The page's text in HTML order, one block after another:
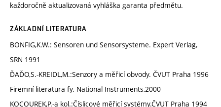
každoročně aktualizovaná vyhláška garanta předmětu.
ZÁKLADNÍ LITERATURA
BONFIG,K.W.: Sensoren und Sensorsysteme. Expert Verlag,
SRN 1991
ĎAĎO,S.-KREIDL,M.:Senzory a měřicí obvody. ČVUT Praha 1996
Firemní literatura fy. National Instruments,2000
KOCOUREK,P.-a kol.:Číslicové měřicí systémy.ČVUT Praha 1994